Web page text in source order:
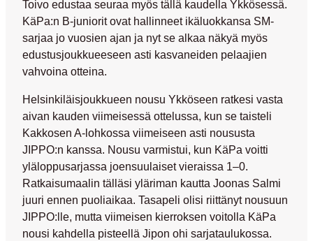
Toivo edustaa seuraa myös tällä kaudella Ykkösessä.
KäPa:n B-juniorit ovat hallinneet ikäluokkansa SM-
sarjaa jo vuosien ajan ja nyt se alkaa näkyä myös
edustusjoukkueeseen asti kasvaneiden pelaajien
vahvoina otteina.
Helsinkiläisjoukkueen nousu Ykköseen ratkesi vasta
aivan kauden viimeisessä ottelussa, kun se taisteli
Kakkosen A-lohkossa viimeiseen asti noususta
JIPPO:n kanssa. Nousu varmistui, kun KäPa voitti
yläloppusarjassa joensuulaiset vieraissa 1–0.
Ratkaisumaalin tälläsi yläriman kautta Joonas Salmi
juuri ennen puoliaikaa. Tasapeli olisi riittänyt nousuun
JIPPO:lle, mutta viimeisen kierroksen voitolla KäPa
nousi kahdella pisteellä Jipon ohi sarjataulukossa.